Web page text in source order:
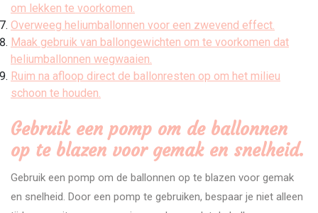
om lekken te voorkomen.
Overweeg heliumballonnen voor een zwevend effect.
Maak gebruik van ballongewichten om te voorkomen dat
heliumballonnen wegwaaien.
Ruim na afloop direct de ballonresten op om het milieu
schoon te houden.
Gebruik een pomp om de ballonnen
op te blazen voor gemak en snelheid.
Gebruik een pomp om de ballonnen op te blazen voor gemak
en snelheid. Door een pomp te gebruiken, bespaar je niet alleen